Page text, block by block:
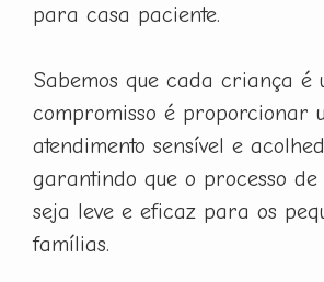
para casa paciente.
Sabemos que cada criança é
compromisso é proporcionar
atendimento sensível e
garantindo que o processo
seja leve e eficaz para os
famílias.